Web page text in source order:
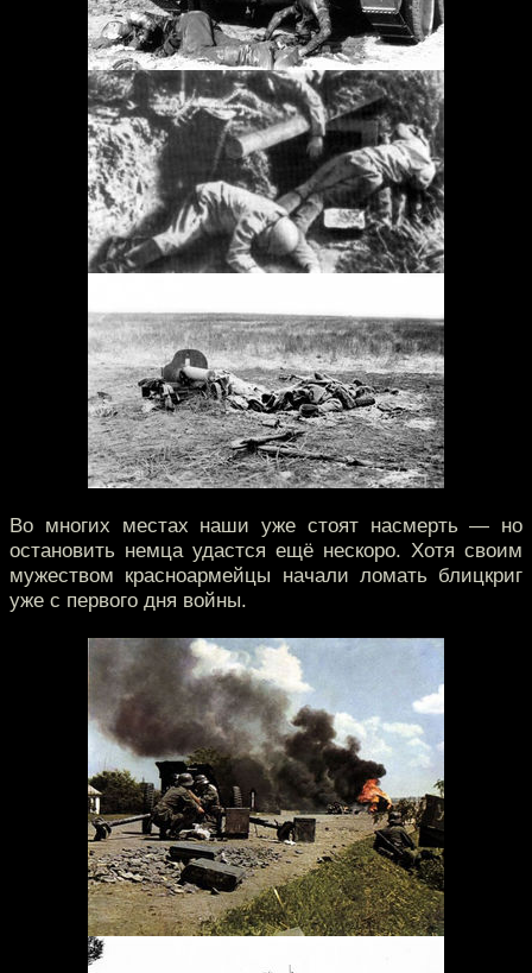
Во многих местах наши уже стоят насмерть — но
остановить немца удастся ещё нескоро. Хотя своим
мужеством красноармейцы начали ломать блицкриг
уже с первого дня войны.